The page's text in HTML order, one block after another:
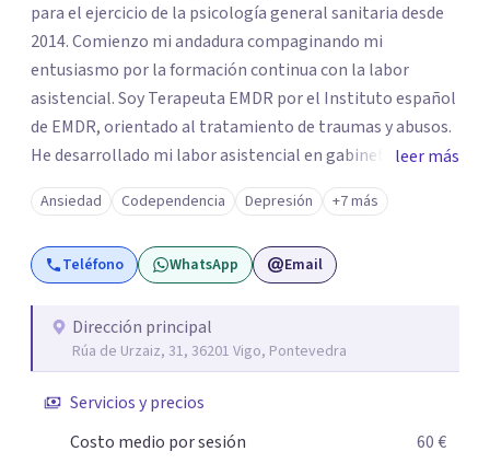
para el ejercicio de la psicología general sanitaria desde
2014. Comienzo mi andadura compaginando mi
entusiasmo por la formación continua con la labor
asistencial. Soy Terapeuta EMDR por el Instituto español
de EMDR, orientado al tratamiento de traumas y abusos.
He desarrollado mi labor asistencial en gabinetes de
psicología lo que me confiere una gran versatilidad a la
hora de trabajar con un amplio espectro de pacientes y
patologías.
leer más
Ansiedad Codependencia Depresión +7 más
Teléfono WhatsApp Email
Dirección principal
Rúa de Urzaiz, 31, 36201 Vigo, Pontevedra
Servicios y precios
Costo medio por sesión
60 €